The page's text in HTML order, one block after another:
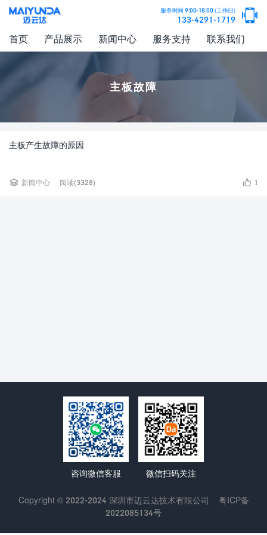
服务时间 9:00-18:00 (工作日)
133-4291-1719 
首页 产品展示 新闻中心 服务支持 联系我们
主板故障
主板产生故障的原因
 新闻中心 阅读(3328)  1
咨询微信客服 微信扫码关注
Copyright © 2022-2024 深圳市迈云达技术有限公司
粤ICP备
2022085134号